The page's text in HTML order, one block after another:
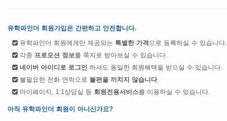
유학파인더 회원가입은 간편하고 안전합니다.
유학파인더 회원에게만 제공되는 특별한 가격 으로 등록하실 수 있습니다.
각종 프로모션 정보를 쪽지로 받아보실 수 있습니다.
네이버 아이디로 로그인 하셔도 동일한 회원혜택을 받으실 수 있습니다.
불필요한 전화 연락으로 불편을 끼치지 않습니다.
마이페이지, 1:1상담실 등 회원전용서비스를 이용하실 수 있습니다.
아직 유학파인더 회원이 아니신가요?